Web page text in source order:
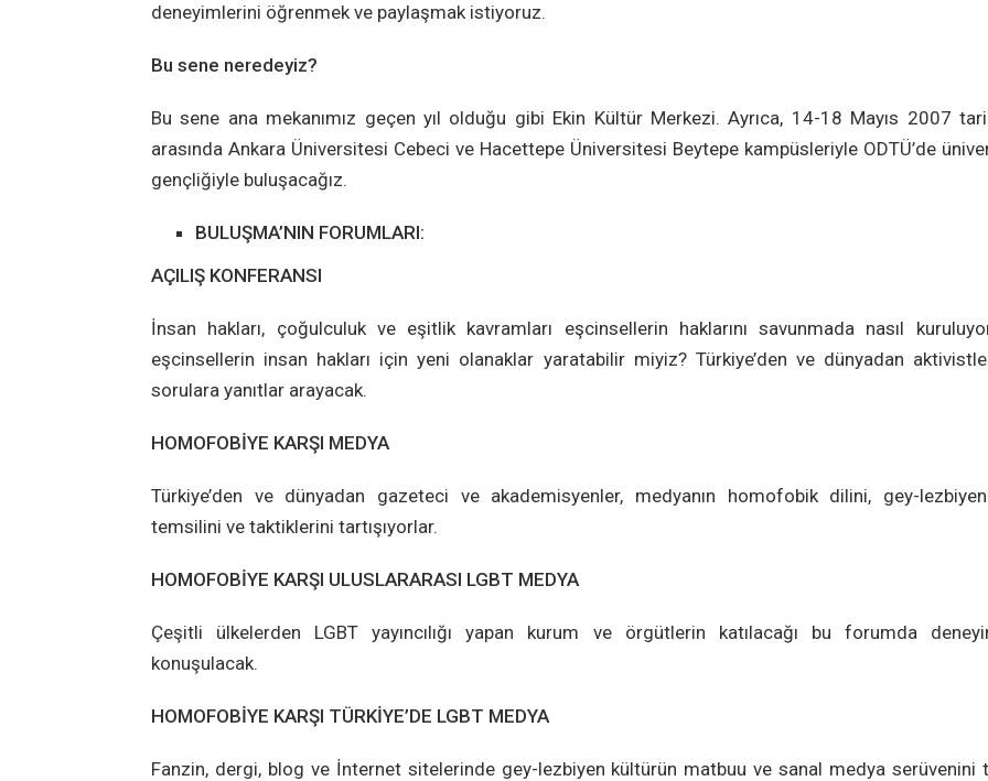
deneyimlerini öğrenmek ve paylaşmak istiyoruz.
Bu sene neredeyiz?
Bu sene ana mekanımız geçen yıl olduğu gibi Ekin Kültür Merkezi. Ayrıca, 14-18 Mayıs 2007
arasında Ankara Üniversitesi Cebeci ve Hacettepe Üniversitesi Beytepe kampüsleriyle ODTÜ’de
gençliğiyle buluşacağız.
BULUŞMA’NIN FORUMLARI:
AÇILIŞ KONFERANSI
İnsan hakları, çoğulculuk ve eşitlik kavramları eşcinsellerin haklarını savunmada nasıl
eşcinsellerin insan hakları için yeni olanaklar yaratabilir miyiz? Türkiye’den ve dünyadan
sorulara yanıtlar arayacak.
HOMOFOBİYE KARŞI MEDYA
Türkiye’den ve dünyadan gazeteci ve akademisyenler, medyanın homofobik dilini, gey-
temsilini ve taktiklerini tartışıyorlar.
HOMOFOBİYE KARŞI ULUSLARARASI LGBT MEDYA
Çeşitli ülkelerden LGBT yayıncılığı yapan kurum ve örgütlerin katılacağı bu forumda
konuşulacak.
HOMOFOBİYE KARŞI TÜRKİYE’DE LGBT MEDYA
Fanzin, dergi, blog ve İnternet sitelerinde gey-lezbiyen kültürün matbuu ve sanal medya serüvenini